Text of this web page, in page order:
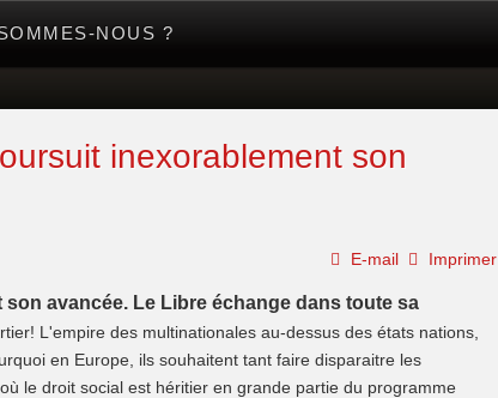
NOUS ?
inexorablement son
Imprimer
E-mail
avancée. Le Libre échange dans toute sa
L'empire des multinationales au-dessus des états nations,
en Europe, ils souhaitent tant faire disparaitre les
le droit social est héritier en grande partie du programme